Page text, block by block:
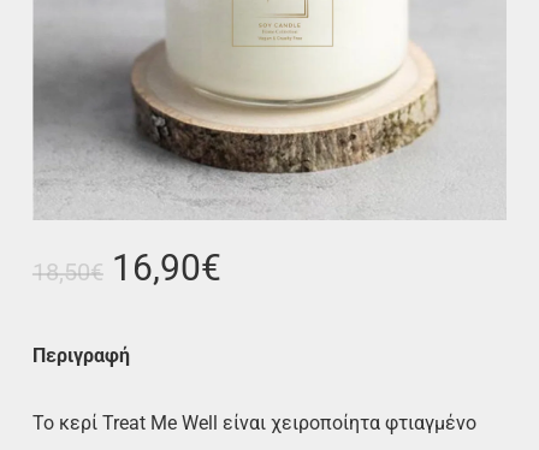
18,50€ Original
was:
18,50€.
16,90€Η
16,90€.
Περιγραφή
Το κερί Treat Me Well είναι χειροποίητα φτιαγμένο